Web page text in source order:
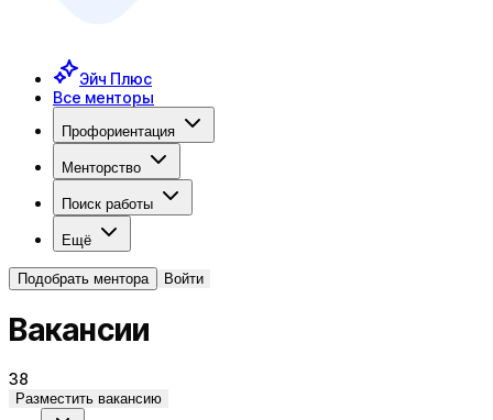
Эйч Плюс
Все менторы
Профориентация
Менторство
Поиск работы
Ещё
Подобрать ментора Войти
Вакансии
38
Разместить вакансию